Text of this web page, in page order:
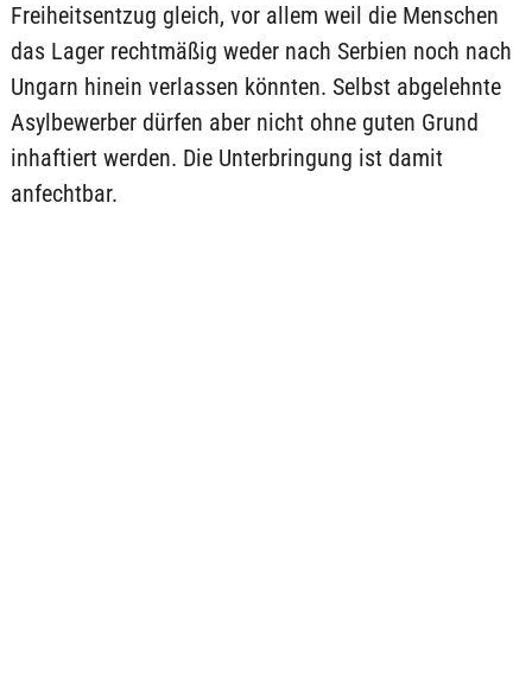
Freiheitsentzug gleich, vor allem weil die Menschen
das Lager rechtmäßig weder nach Serbien noch nach
Ungarn hinein verlassen könnten. Selbst abgelehnte
Asylbewerber dürfen aber nicht ohne guten Grund
inhaftiert werden. Die Unterbringung ist damit
anfechtbar.